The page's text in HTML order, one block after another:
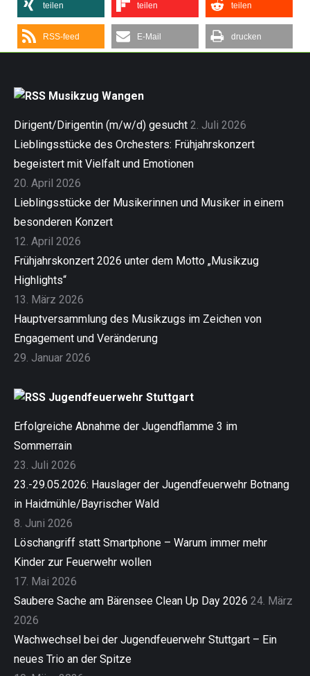
teilen teilen teilen
RSS-feed E-Mail drucken
Musikzug Wangen
Dirigent/Dirigentin (m/w/d) gesucht 2. Juli 2026
Lieblingsstücke des Orchesters: Frühjahrskonzert
begeistert mit Vielfalt und Emotionen
20. April 2026
Lieblingsstücke der Musikerinnen und Musiker in einem
besonderen Konzert
12. April 2026
Frühjahrskonzert 2026 unter dem Motto „Musikzug
Highlights“
13. März 2026
Hauptversammlung des Musikzugs im Zeichen von
Engagement und Veränderung
29. Januar 2026
Jugendfeuerwehr Stuttgart
Erfolgreiche Abnahme der Jugendflamme 3 im
Sommerrain
23. Juli 2026
23.-29.05.2026: Hauslager der Jugendfeuerwehr Botnang
in Haidmühle/Bayrischer Wald
8. Juni 2026
Löschangriff statt Smartphone – Warum immer mehr
Kinder zur Feuerwehr wollen
17. Mai 2026
Saubere Sache am Bärensee Clean Up Day 2026 24. März
2026
Wachwechsel bei der Jugendfeuerwehr Stuttgart – Ein
neues Trio an der Spitze